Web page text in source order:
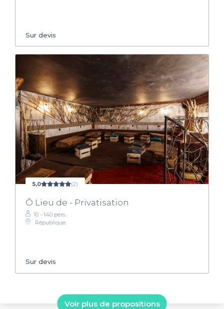
Sur devis
5,0 (2)
Ô Lieu de - Privatisation
10 - 140 pers.
République
Sur devis
Voir plus de propositions